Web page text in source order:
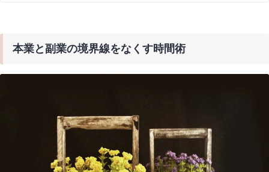
本業と副業の境界線をなくす時間術